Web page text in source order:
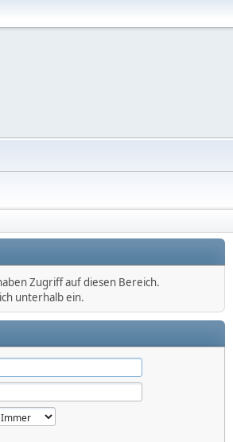
Zugriff auf diesen Bereich.
unterhalb ein.